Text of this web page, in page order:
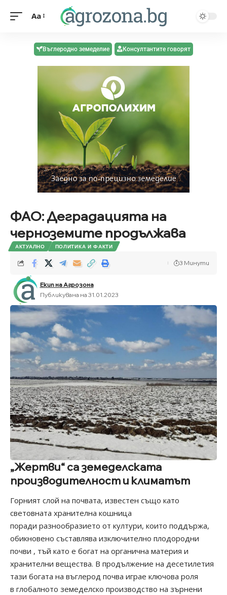
Aa
Въглеродно земеделие Консултантите говорят
ФАО: Деградацията на
черноземите продължава
АКТУАЛНО ПОЛИТИКА И ФАКТИ
Екип на Агрозона
Публикувана на 31.01.2023
3 Минути
„Жертви“ са земеделската
производителност и климатът
Горният слой на почвата, известен също като
световната хранителна кошница
поради разнообразието от култури, които поддържа,
обикновено съставлява изключително плодородни
почви , тъй като е богат на органична материя и
хранителни вещества. В продължение на десетилетия
тази богата на въглерод почва играе ключова роля
в глобалното земеделско производство на зърнени